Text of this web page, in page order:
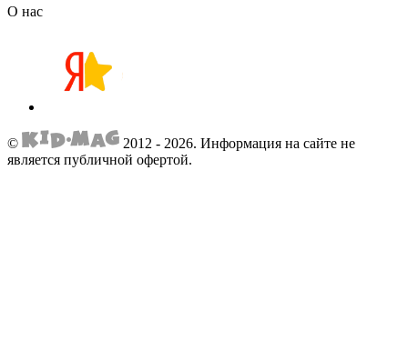
О нас
© 2012 - 2026. Информация на сайте не
является публичной офертой.